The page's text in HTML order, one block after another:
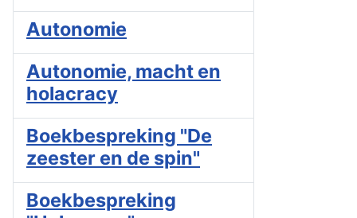
Autonomie
Autonomie, macht en
holacracy
Boekbespreking "De
zeester en de spin"
Boekbespreking